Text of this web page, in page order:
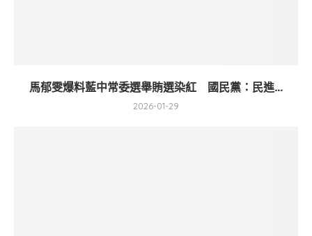
馬郁雯爆料藍中常委選舉賄選染紅 國民黨：民進...
2026-01-29